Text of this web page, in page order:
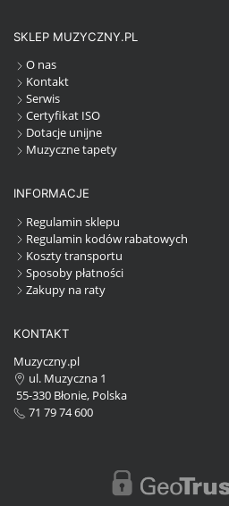
SKLEP MUZYCZNY.PL
O nas
Kontakt
Serwis
Certyfikat ISO
Dotacje unijne
Muzyczne tapety
INFORMACJE
Regulamin sklepu
Regulamin kodów rabatowych
Koszty transportu
Sposoby płatności
Zakupy na raty
KONTAKT
Muzyczny.pl
ul. Muzyczna 1
55-330 Błonie, Polska
71 79 74 600